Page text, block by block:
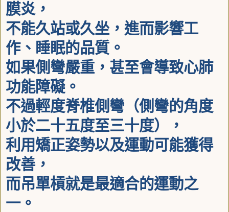
膜炎，
不能久站或久坐，進而影響工
作、睡眠的品質。
如果側彎嚴重，甚至會導致心肺
功能障礙。
不過輕度脊椎側彎 （側彎的角度
小於二十五度至三十度），
利用矯正姿勢以及運動可能獲得
改善，
而吊單槓就是最適合的運動之
一。